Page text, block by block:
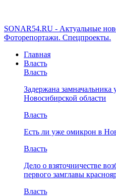
SONAR54.RU - Актуальные
Фоторепортажи. Спецпроекты.
Главная
Власть
Власть
Задержана
Новосибирской области
Власть
Есть ли уже омикрон в
Власть
Дело о взяточничестве
первого замглавы
Власть